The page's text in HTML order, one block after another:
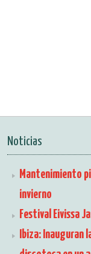
Noticias
Mantenimiento
invierno
Festival Eivissa
Ibiza: Inauguran